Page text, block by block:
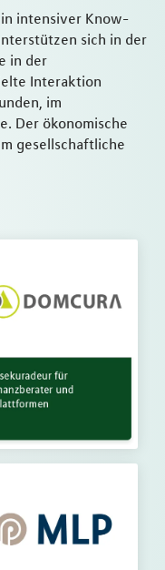
intensiver Know-
sich in der
in der
Interaktion
im
Der ökonomische
gesellschaftliche